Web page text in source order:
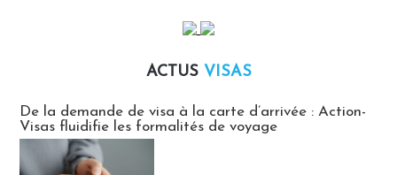
ACTUS VISAS
De la demande de visa à la carte d’arrivée : Action-
Visas fluidifie les formalités de voyage